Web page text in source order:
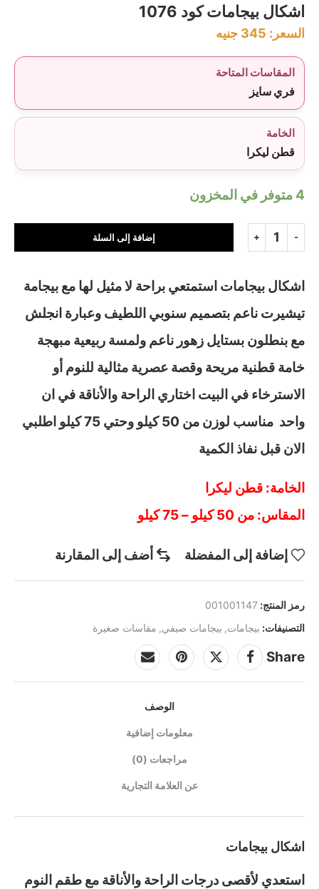
اشكال بيجامات كود 1076
السعر: 345 جنيه
المقاسات المتاحة
فري سايز
الخامة
قطن ليكرا
4 متوفر في المخزون
إضافة إلى السلة
اشكال بيجامات استمتعي براحة لا مثيل لها مع بيجامة
تيشيرت ناعم بتصميم سنوبي اللطيف وعبارة انجلش
مع بنطلون بستايل زهور ناعم ولمسة ربيعية مبهجة
خامة قطنية مريحة وقصة عصرية مثالية للنوم أو
الاسترخاء في البيت اختاري الراحة والأناقة في ان
واحد مناسب لوزن من 50 كيلو وحتي 75 كيلو اطلبي
الان قبل نفاذ الكمية
الخامة: قطن ليكرا
المقاس: من 50 كيلو – 75 كيلو
إضافة إلى المفضلة أضف إلى المقارنة
رمز المنتج: 001001147
التصنيفات: بيجامات, بيجامات صيفي, مقاسات صغيرة
Share
الوصف
معلومات إضافية
مراجعات (0)
عن العلامة التجارية
اشكال بيجامات
استعدي لأقصى درجات الراحة والأناقة مع طقم النوم